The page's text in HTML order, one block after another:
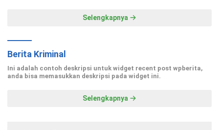
Selengkapnya
Berita Kriminal
Ini adalah contoh deskripsi untuk widget recent post wpberita,
anda bisa memasukkan deskripsi pada widget ini.
Selengkapnya